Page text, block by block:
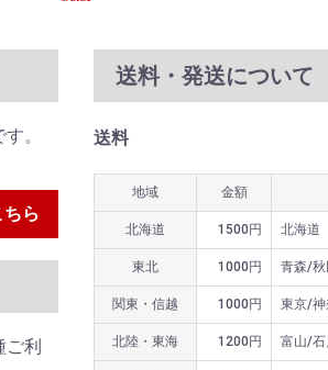
。
ら
利
送料・発送について
送料
地域 金額
北海道 1500円 北海道
東北 1000円 青森/
関東・信越 1000円 東京/
北陸・東海 1200円 富山/